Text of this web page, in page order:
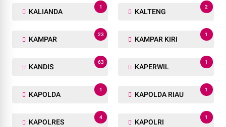
KALIANDA
1
KALTENG
2
KAMPAR
23
KAMPAR KIRI
1
KANDIS
63
KAPERWIL
1
KAPOLDA
1
KAPOLDA RIAU
1
KAPOLRES
4
KAPOLRI
1